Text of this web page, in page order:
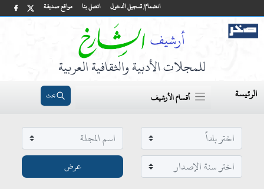
مواقع صديقة اتصل بنا انضمام/ تسجيل الدخول
للمجلات الأدبية والثقافية العربية
الرئيسة أقسام الأرشيف بحث